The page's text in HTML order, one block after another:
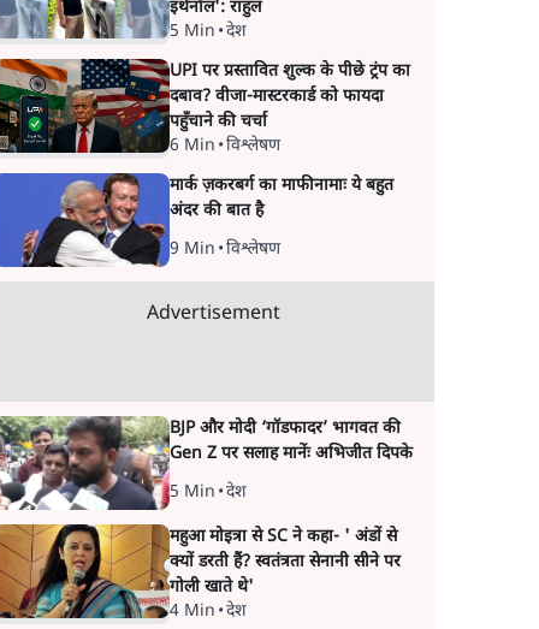
इथेनॉल': राहुल
5 Min •देश
UPI पर प्रस्तावित शुल्क के पीछे ट्रंप का
दबाव? वीजा-मास्टरकार्ड को फायदा
पहुँचाने की चर्चा
6 Min •विश्लेषण
मार्क ज़करबर्ग का माफीनामाः ये बहुत
अंदर की बात है
9 Min •विश्लेषण
Advertisement
BJP और मोदी ‘गॉडफादर’ भागवत की
Gen Z पर सलाह मानेंः अभिजीत दिपके
5 Min •देश
महुआ मोइत्रा से SC ने कहा- ' अंडों से
क्यों डरती हैं? स्वतंत्रता सेनानी सीने पर
गोली खाते थे'
4 Min •देश